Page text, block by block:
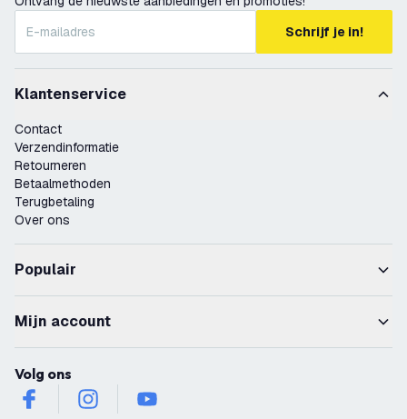
Schrijf je in!
Klantenservice
Contact
Verzendinformatie
Retourneren
Betaalmethoden
Terugbetaling
Over ons
Populair
Mijn account
Volg ons
facebookinstagramyoutube